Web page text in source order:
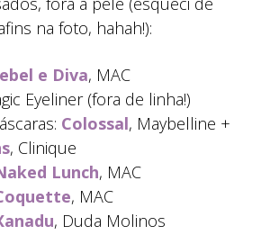
na foto, hahah!):
e Diva, MAC
Eyeliner (fora de linha!)
Colossal, Maybelline +
, Clinique
Lunch, MAC
, MAC
, Duda Molinos